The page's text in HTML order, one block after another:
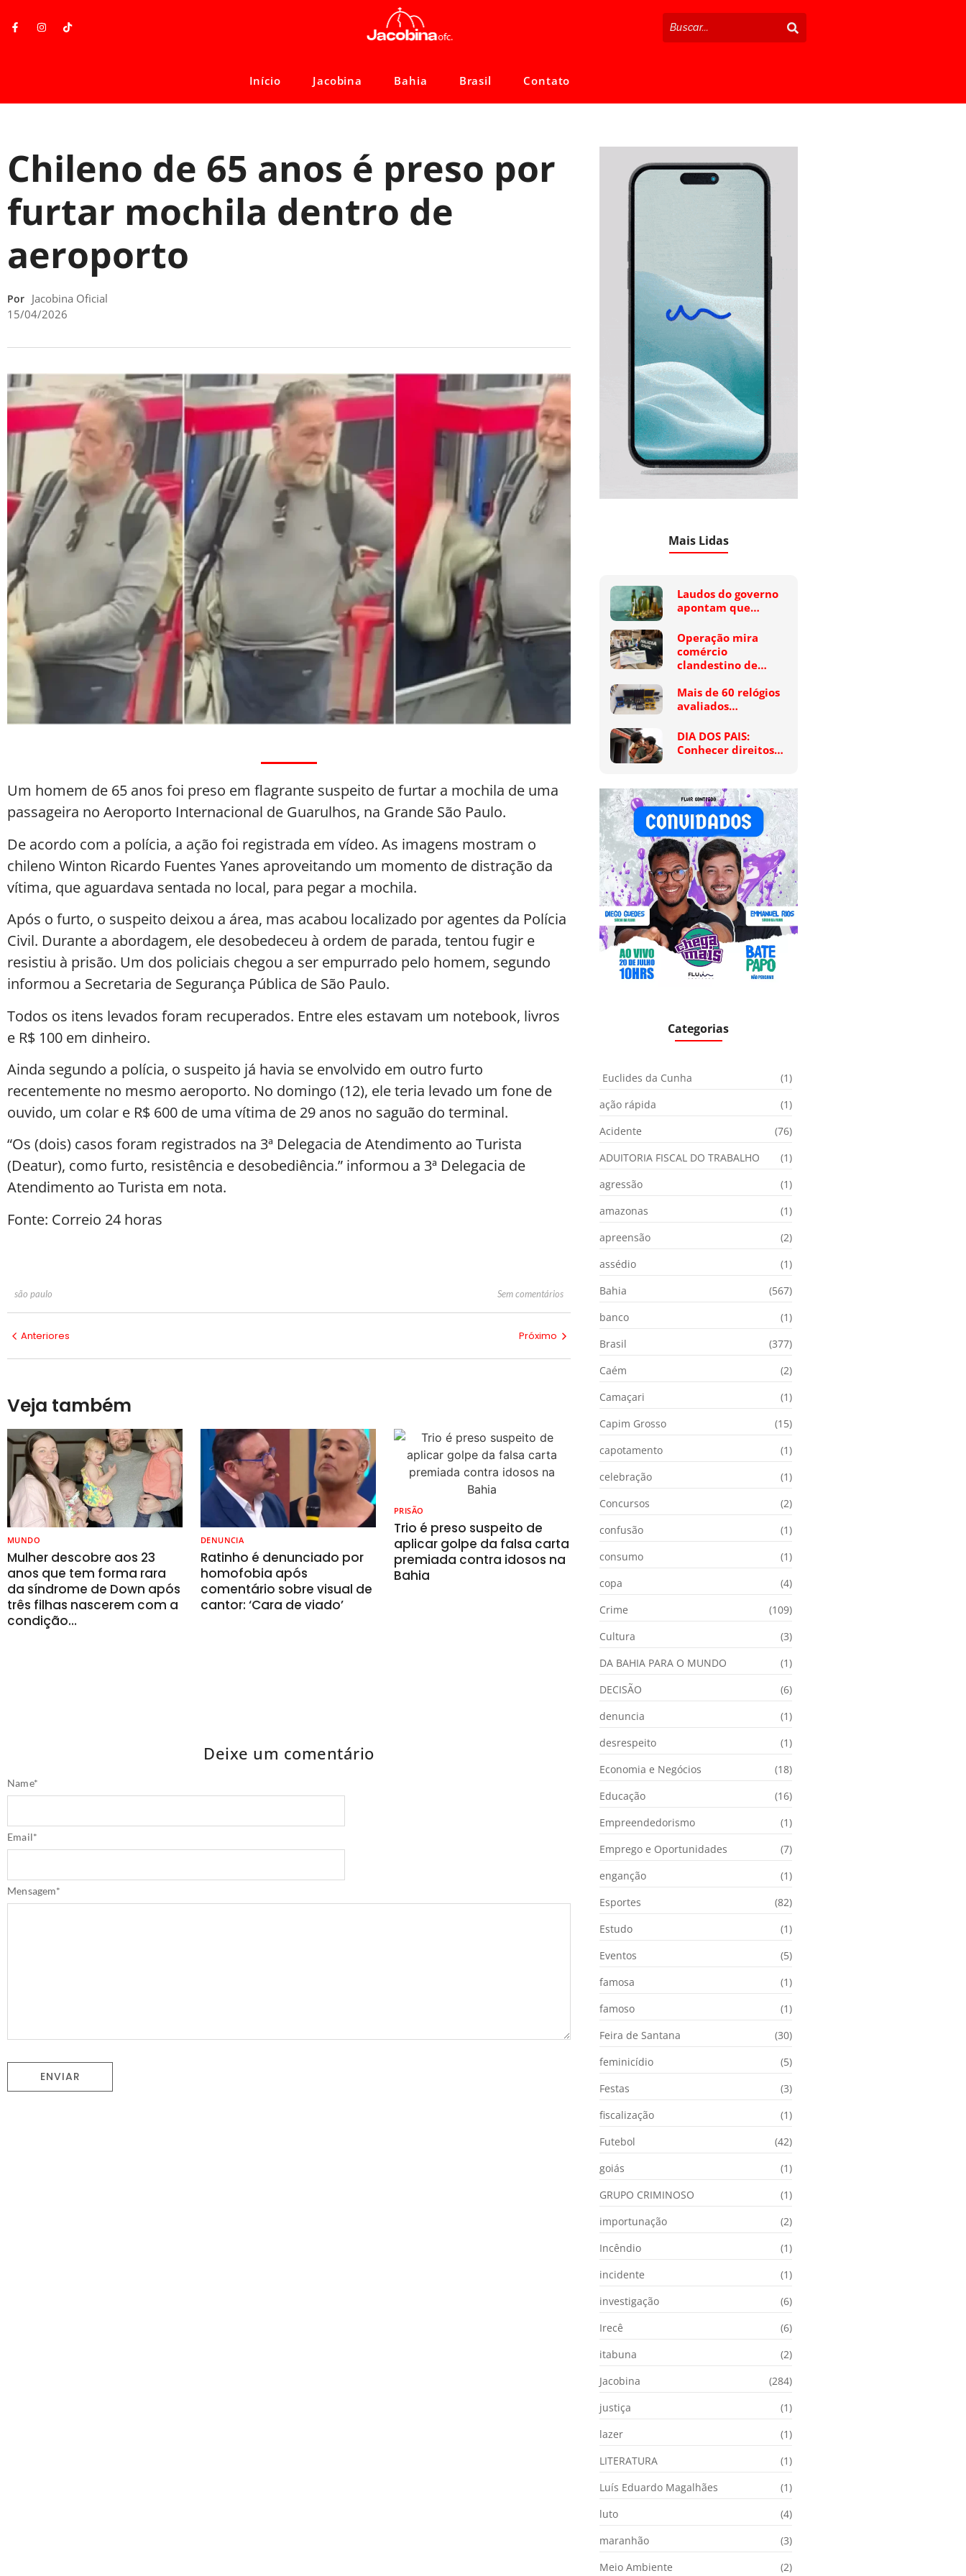
Início Jacobina Bahia Brasil Contato
Chileno de 65 anos é preso por
furtar mochila dentro de
aeroporto
Por Jacobina Oficial
15/04/2026
Um homem de 65 anos foi preso em flagrante suspeito de furtar a mochila de uma
passageira no Aeroporto Internacional de Guarulhos, na Grande São Paulo.
De acordo com a polícia, a ação foi registrada em vídeo. As imagens mostram o
chileno Winton Ricardo Fuentes Yanes aproveitando um momento de distração da
vítima, que aguardava sentada no local, para pegar a mochila.
Após o furto, o suspeito deixou a área, mas acabou localizado por agentes da Polícia
Civil. Durante a abordagem, ele desobedeceu à ordem de parada, tentou fugir e
resistiu à prisão. Um dos policiais chegou a ser empurrado pelo homem, segundo
informou a Secretaria de Segurança Pública de São Paulo.
Todos os itens levados foram recuperados. Entre eles estavam um notebook, livros
e R$ 100 em dinheiro.
Ainda segundo a polícia, o suspeito já havia se envolvido em outro furto
recentemente no mesmo aeroporto. No domingo (12), ele teria levado um fone de
ouvido, um colar e R$ 600 de uma vítima de 29 anos no saguão do terminal.
“Os (dois) casos foram registrados na 3ª Delegacia de Atendimento ao Turista
(Deatur), como furto, resistência e desobediência.” informou a 3ª Delegacia de
Atendimento ao Turista em nota.
Fonte: Correio 24 horas
são paulo Sem comentários
Anteriores Próximo
Veja também
MUNDO
Mulher descobre aos 23
anos que tem forma rara
da síndrome de Down após
três filhas nascerem com a
condição…
DENUNCIA
Ratinho é denunciado por
homofobia após
comentário sobre visual de
cantor: ‘Cara de viado’
PRISÃO
Trio é preso suspeito de
aplicar golpe da falsa carta
premiada contra idosos na
Bahia
Deixe um comentário
Name*
Email*
Mais Lidas
Laudos do governo
apontam que…
Operação mira
comércio
clandestino de…
Mais de 60 relógios
avaliados…
DIA DOS PAIS:
Conhecer direitos…
Categorias
Euclides da Cunha
(1)
ação rápida
(1)
Acidente
(76)
ADUITORIA FISCAL DO TRABALHO
(1)
agressão
(1)
amazonas
(1)
apreensão
(2)
assédio
(1)
Bahia
(567)
banco
(1)
Brasil
(377)
Caém
(2)
Camaçari
(1)
Capim Grosso
(15)
capotamento
(1)
celebração
(1)
Concursos
(2)
confusão
(1)
consumo
(1)
copa
(4)
Crime
(109)
Cultura
(3)
DA BAHIA PARA O MUNDO
(1)
DECISÃO
(6)
denuncia
(1)
desrespeito
(1)
Economia e Negócios
(18)
Educação
(16)
Empreendedorismo
(1)
Emprego e Oportunidades
(7)
enganção
(1)
Esportes
(82)
Estudo
(1)
Eventos
(5)
famosa
(1)
famoso
(1)
Feira de Santana
(30)
feminicídio
(5)
Festas
(3)
fiscalização
(1)
Futebol
(42)
goiás
(1)
GRUPO CRIMINOSO
(1)
importunação
(2)
Incêndio
(1)
incidente
(1)
investigação
(6)
Irecê
(6)
itabuna
(2)
Jacobina
(284)
justiça
(1)
lazer
(1)
LITERATURA
(1)
Luís Eduardo Magalhães
(1)
luto
(4)
maranhão
(3)
Meio Ambiente
(2)